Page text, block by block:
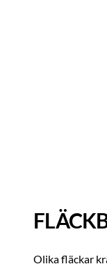
Olika fläckar